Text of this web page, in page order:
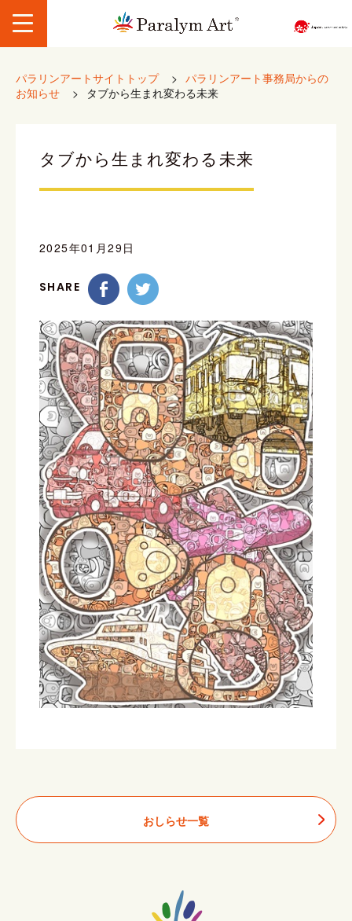
パラリンアートサイトトップ > パラリンアート事務局からの
お知らせ
> タブから生まれ変わる未来
タブから生まれ変わる未来
2025年01月29日
SHARE
おしらせ一覧